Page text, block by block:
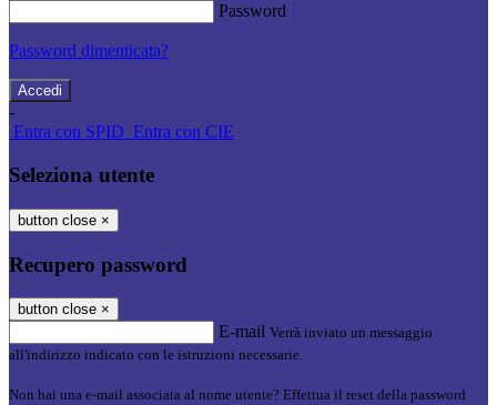
Password
Password dimenticata?
-
Entra con SPID Entra con CIE
Seleziona utente
button close ×
Recupero password
button close ×
E-mail Verrà inviato un messaggio
all'indirizzo indicato con le istruzioni necessarie.
Non hai una e-mail associata al nome utente? Effettua il reset della password